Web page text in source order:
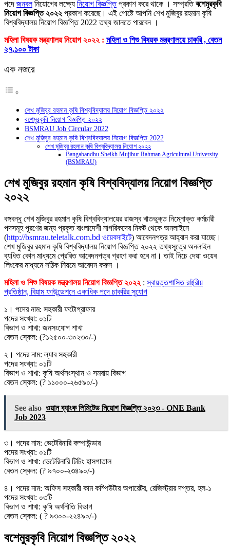
পদে জনবলনিয়োগের লক্ষ্যে নিয়োগ বিজ্ঞপ্তিপ্রকাশ করে থাকে । সম্প্রতিবশেমুরকৃবি
নিয়োগ বিজ্ঞপ্তি ২০২২ প্রকাশ করেছে। এই পোষ্টে আপনি শেখ মুজিবুর রহমান কৃষি
বিশ্ববিদ্যালয় নিয়োগ বিজ্ঞপ্তি 2022 তথ্য জানতে পারবেন ।
মহিলা বিষয়ক মন্ত্রণালয় নিয়োগ ২০২২ : মহিলা ও শিশু বিষয়ক মন্ত্রণালয়ে চাকরি , বেতন
২৭,১০০ টাকা
এক নজরে
শেখ মুজিবুর রহমান কৃষি বিশ্ববিদ্যালয় নিয়োগ বিজ্ঞপ্তি ২০২২
বশেমুরকৃবি নিয়োগ বিজ্ঞপ্তি ২০২২
BSMRAU Job Circular 2022
শেখ মুজিবুর রহমান কৃষি বিশ্ববিদ্যালয় নিয়োগ বিজ্ঞপ্তি 2022
শেখ মুজিবুর রহমান কৃষি বিশ্ববিদ্যালয় নিয়োগ ২০২২
Bangabandhu Sheikh Mujibur Rahman Agricultural University
(BSMRAU)
শেখ মুজিবুর রহমান কৃষি বিশ্ববিদ্যালয় নিয়োগ বিজ্ঞপ্তি
২০২২
বঙ্গবন্ধু শেখ মুজিবুর রহমান কৃষি বিশ্ববিদ্যালয়ের রাজস্ব খাতভুক্ত নিম্নোক্ত কর্মচারী
পদসমূহ পূরণের জন্য প্রকৃত বাংলাদেশী নাগরিকদের নিকট থেকে অনলাইনে
(http://bsmrau.teletalk.com.bd ওয়েবসাইটে) আবেদনপত্র আহ্বান করা যাচ্ছে।
শেখ মুজিবুর রহমান কৃষি বিশ্ববিদ্যালয় নিয়োগ বিজ্ঞপ্তি ২০২২ তথ্যসূত্রে অনলাইন
ব্যধিত কোন মাধ্যমে প্রেরিত আবেদনপত্র গ্রহণ করা হবে না। তাই নিচে দেয়া ওয়েব
লিংকের মাধ্যমে সঠিক নিয়মে আবেদন করুন ।
মহিলা ও শিশু বিষয়ক মন্ত্রণালয় নিয়োগ বিজ্ঞপ্তি ২০২২ :স্বায়ত্তশাসিত রাষ্ট্রীয়
প্রতিষ্ঠান, বিয়াম ফাউন্ডেশনে একাধিক পদে চাকরির সুযোগ
১। পদের নাম: সহকারী ফটোগ্রাফার
পদের সংখ্যা: ০১টি
বিভাগ ও শাখা: জনসংযােগ শাখা
বেতন স্কেল: (?১২৫০০-৩০২৩০/-)
২। পদের নাম: ল্যাব সহকারী
পদের সংখ্যা: ০১টি
বিভাগ ও শাখা: কৃষি অর্থসংস্থান ও সমবায় বিভাগ
বেতন স্কেল: (? ১১০০০-২৬৫৯০/-)
See also ওয়ান ব্যাংক লিমিটেড নিয়োগ বিজ্ঞপ্তি ২০২৩ - ONE Bank
Job 2023
৩। পদের নাম: ভেটেরিনারি কম্পাউন্ডার
পদের সংখ্যা: ০১টি
বিভাগ ও শাখা: ভেটেরিনারি টিচিং হাসপাতাল
বেতন স্কেল: (? ৯৭০০-২৩৪৯০/-)
৪। পদের নাম: অফিস সহকারী কাম কম্পিউটার অপারেটর, রেজিস্ট্রার দপ্তর, হল-১
পদের সংখ্যা: ০৩টি
বিভাগ ও শাখা: কৃষি অর্থনীতি বিভাগ
বেতন স্কেল: ( ? ৯৩০০-২২৪৯০/-)
বশেমুরকৃবি নিয়োগ বিজ্ঞপ্তি ২০২২